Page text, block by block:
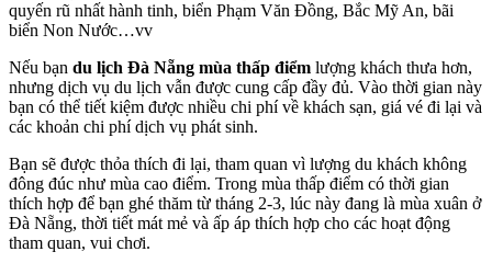
quyến rũ nhất hành tinh, biển Phạm Văn Đồng, Bắc Mỹ An, bãi
biển Non Nước…vv
Nếu bạn du lịch Đà Nẵng mùa thấp điểm lượng khách thưa hơn,
nhưng dịch vụ du lịch vẫn được cung cấp đầy đủ. Vào thời gian này
bạn có thể tiết kiệm được nhiều chi phí về khách sạn, giá vé đi lại và
các khoản chi phí dịch vụ phát sinh.
Bạn sẽ được thỏa thích đi lại, tham quan vì lượng du khách không
đông đúc như mùa cao điểm. Trong mùa thấp điểm có thời gian
thích hợp để bạn ghé thăm từ tháng 2-3, lúc này đang là mùa xuân ở
Đà Nẵng, thời tiết mát mẻ và ấp áp thích hợp cho các hoạt động
tham quan, vui chơi.